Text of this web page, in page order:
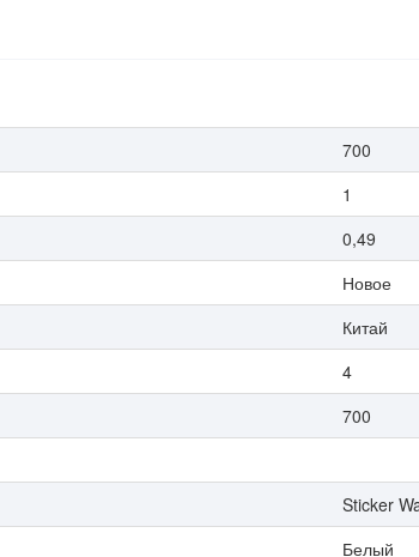
700
1
0,49
Новое
Китай
4
700
Sticker
Белый